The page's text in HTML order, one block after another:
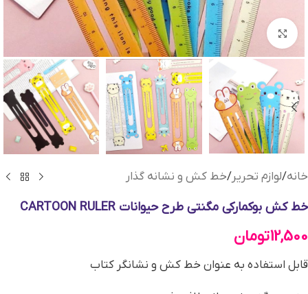
بزرگنمایی تصویر
خانه/لوازم تحریر/خط کش و نشانه گذار
خط کش بوکمارکی مگنتی طرح حیوانات CARTOON RULER
12,500تومان
قابل استفاده به عنوان خط کش و نشانگر کتاب